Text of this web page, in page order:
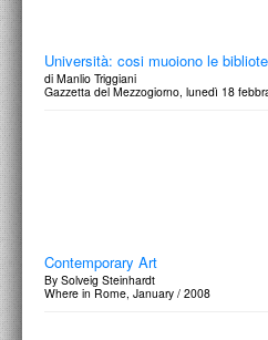
Università: cosi muoiono le
di Manlio Triggiani
Gazzetta del Mezzogiorno, lunedì 18
Contemporary Art
By Solveig Steinhardt
Where in Rome, January / 2008